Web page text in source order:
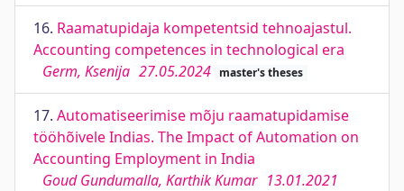
16. Raamatupidaja kompetentsid tehnoajastul.
Accounting competences in technological era
Germ, Ksenija 27.05.2024 master's theses
17. Automatiseerimise mõju raamatupidamise
tööhõivele Indias. The Impact of Automation on
Accounting Employment in India
Goud Gundumalla, Karthik Kumar 13.01.2021